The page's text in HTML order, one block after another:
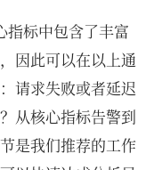
标中包含了丰富
因此可以在以上通
请求失败或者延迟
从核心指标告警到
是我们推荐的工作